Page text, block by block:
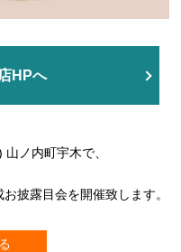
HPへ
ノ内町宇木で、
披露目会を開催致します。